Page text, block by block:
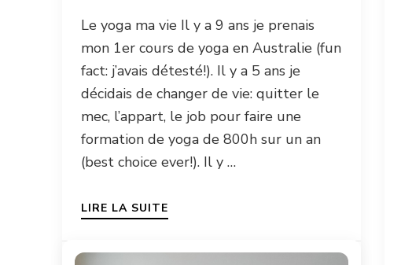
Le yoga ma vie Il y a 9 ans je prenais
mon 1er cours de yoga en Australie (fun
fact: j’avais détesté!). Il y a 5 ans je
décidais de changer de vie: quitter le
mec, l’appart, le job pour faire une
formation de yoga de 800h sur un an
(best choice ever!). Il y …
LIRE LA SUITE